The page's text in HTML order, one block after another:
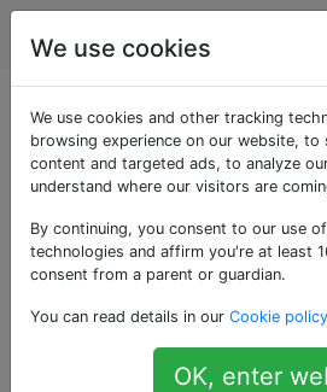
Scienza dei dati
Qual è il
efficiente
scikit-learn?
We use cookies
We use cookies and other tracking
browsing experience on our website, to
content and targeted ads, to analyze
understand where our visitors are
By continuing, you consent to our use
technologies and affirm you're at least
consent from a parent or guardian.
You can read details in our Cookie policy
OK, enter